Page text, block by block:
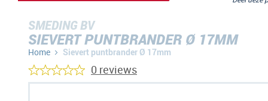
SMEDING BV
SIEVERT PUNTBRANDER Ø 17MM
Home Sievert puntbrander Ø 17mm
0 reviews
Ga